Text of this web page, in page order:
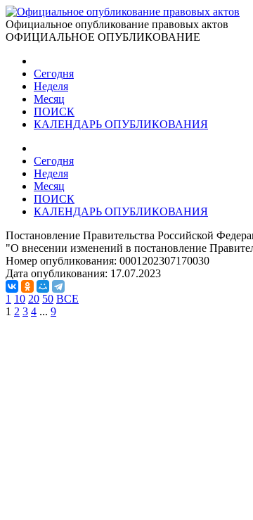
Официальное опубликование правовых актов
ОФИЦИАЛЬНОЕ ОПУБЛИКОВАНИЕ
Сегодня
Неделя
Месяц
ПОИСК
КАЛЕНДАРЬ ОПУБЛИКОВАНИЯ
Сегодня
Неделя
Месяц
ПОИСК
КАЛЕНДАРЬ ОПУБЛИКОВАНИЯ
Постановление Правительства Российской
"О внесении изменений в постановление
Номер опубликования: 0001202307170030
Дата опубликования: 17.07.2023
1 10 20 50 ВСЕ
1 2 3 4 ... 9